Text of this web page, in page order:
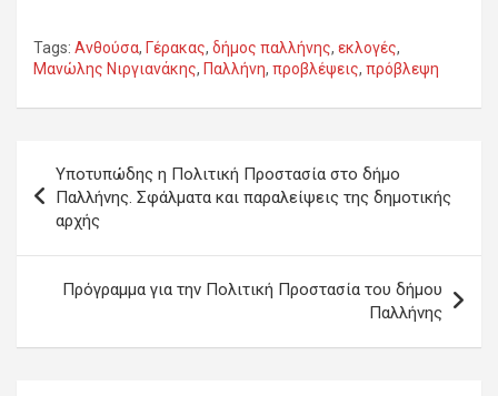
Tags: Ανθούσα, Γέρακας, δήμος παλλήνης, εκλογές,
Μανώλης Νιργιανάκης, Παλλήνη, προβλέψεις, πρόβλεψη
άρθρων
Υποτυπώδης η Πολιτική Προστασία στο δήμο
Παλλήνης. Σφάλματα και παραλείψεις της δημοτικής
αρχής
Πρόγραμμα για την Πολιτική Προστασία του δήμου
Παλλήνης